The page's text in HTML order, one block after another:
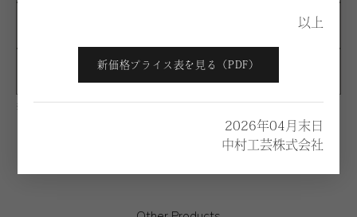
以上
新価格プライス表を見る（PDF）
2026年04月末日
中村工芸株式会社
¥328,900
※価格は税別になります。